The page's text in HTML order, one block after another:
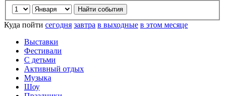
Куда пойти сегодня завтра в выходные в этом месяце
Выставки
Фестивали
С детьми
Активный отдых
Музыка
Шоу